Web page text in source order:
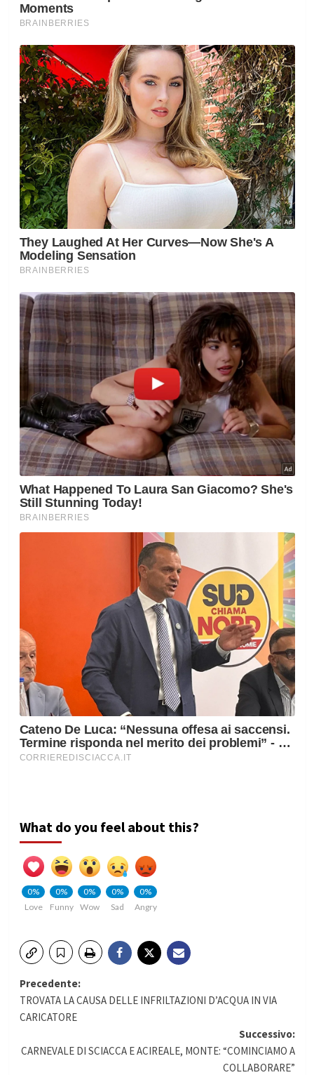
What do you feel about this?
0%
Love
0%
Funny
0%
Wow
0%
Sad
0%
Angry
Navigazione
articolo
Precedente:
TROVATA LA CAUSA DELLE INFRILTAZIONI D’ACQUA IN VIA
CARICATORE
Successivo:
CARNEVALE DI SCIACCA E ACIREALE, MONTE: “COMINCIAMO A
COLLABORARE”